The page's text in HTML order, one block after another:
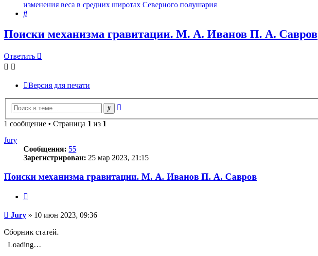
изменения веса в средних широтах Северного полушария
Поиск
Поиски механизма гравитации. М. А. Иванов П. А. Савров
Ответить
Версия для печати
Поиск
1 сообщение • Страница 1 из 1
Jury
Сообщения: 55
Зарегистрирован: 25 мар 2023, 21:15
Поиски механизма гравитации. М. А. Иванов П. А. Савров
Сообщение
Jury » 10 июн 2023, 09:36
Сборник статей.